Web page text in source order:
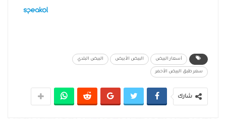
أسعار البيض البيض الأبيض البيض البلدي
سعر طبق البيض الأحمر
شارك